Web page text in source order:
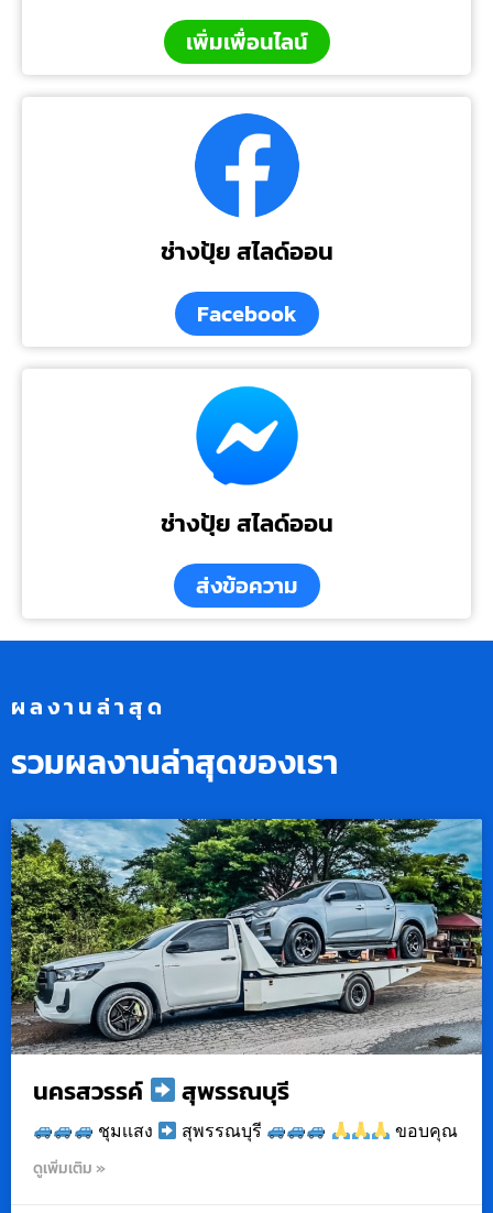
เพิ่มเพื่อนไลน์
ช่างปุ้ย สไลด์ออน
Facebook
ช่างปุ้ย สไลด์ออน
ส่งข้อความ
ผลงานล่าสุด
รวมผลงานล่าสุดของเรา
นครสวรรค์ สุพรรณบุรี
ชุมเเสง สุพรรณบุรี ขอบคุณ
ดูเพิ่มเติม »